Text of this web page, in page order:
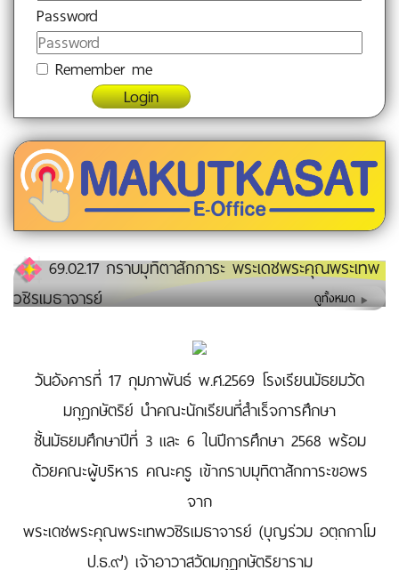
Password
Remember me
Login
69.02.17 กราบมุทิตาสักการะ พระเดชพระคุณพระเทพ
วชิรเมธาจารย์
ดูทั้งหมด
วันอังคารที่ 17 กุมภาพันธ์ พ.ศ.2569 โรงเรียนมัธยมวัด
มกุฏกษัตริย์ นำคณะนักเรียนที่สำเร็จการศึกษา
ชั้นมัธยมศึกษาปีที่ 3 และ 6 ในปีการศึกษา 2568 พร้อม
ด้วยคณะผู้บริหาร คณะครู เข้ากราบมุทิตาสักการะขอพร
จาก
พระเดชพระคุณพระเทพวชิรเมธาจารย์ (บุญร่วม อตฺถกาโม
ป.ธ.๙) เจ้าอาวาสวัดมกุฏกษัตริยาราม